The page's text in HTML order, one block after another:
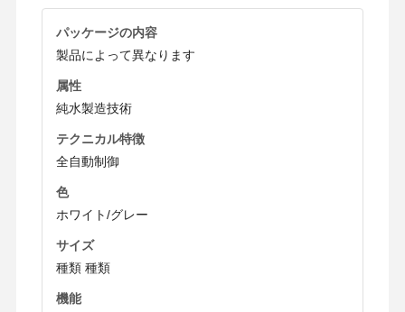
パッケージの内容
製品によって異なります
属性
純水製造技術
テクニカル特徴
全自動制御
色
ホワイト/グレー
サイズ
種類 種類
機能